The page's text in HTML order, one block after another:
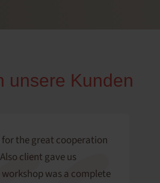
unsere Kunden
for the great cooperation
client gave us
workshop was a complete